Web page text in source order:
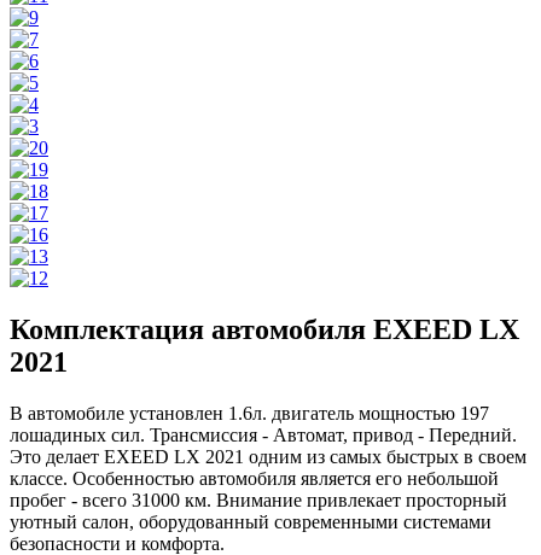
Комплектация автомобиля EXEED LX
2021
В автомобиле установлен 1.6л. двигатель мощностью 197
лошадиных сил. Трансмиссия - Автомат, привод - Передний.
Это делает EXEED LX 2021 одним из самых быстрых в своем
классе. Особенностью автомобиля является его небольшой
пробег - всего 31000 км. Внимание привлекает просторный
уютный салон, оборудованный современными системами
безопасности и комфорта.